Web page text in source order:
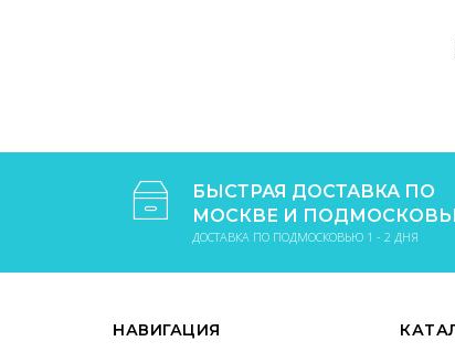
БЫСТРАЯ ДОСТАВКА ПО
МОСКВЕ И
ДОСТАВКА ПО ПОДМОСКОВЬЮ 1 - 2 ДНЯ
НАВИГАЦИЯ